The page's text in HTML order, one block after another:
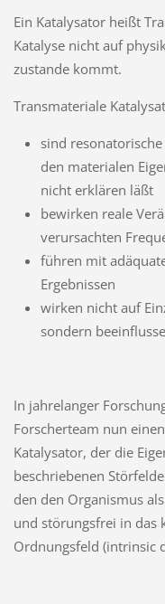
Ein Katalysator heißt
Katalyse nicht auf
zustande kommt.
Transmateriale
sind
den materialen
nicht erklären läßt
bewirken reale
verursachten
führen mit
Ergebnissen
wirken nicht auf
sondern
In jahrelanger
Forscherteam nun
Katalysator, der die
beschriebenen
den den Organismus
und störungsfrei in das
Ordnungsfeld (intrinsic